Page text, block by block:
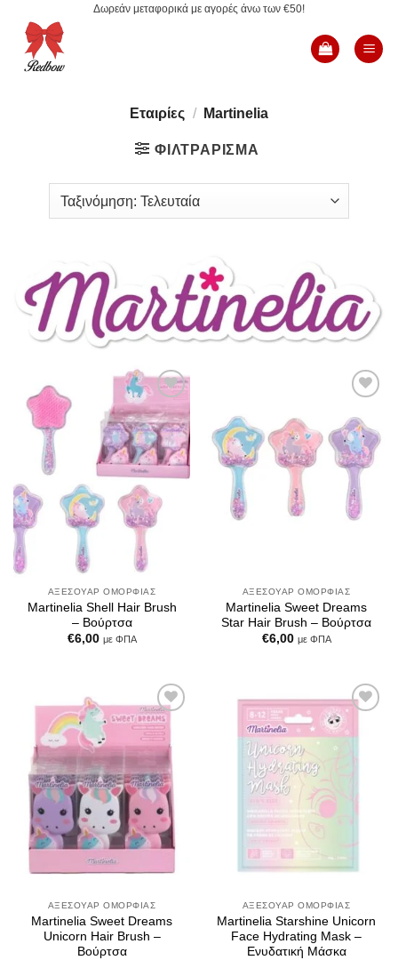
περιεχόμενο
Δωρεάν μεταφορικά με αγορές άνω των €50!
Εταιρίες / Martinelia
ΦΙΛΤΡΆΡΙΣΜΑ
Add to
Wishlist
ΑΞΕΣΟΥΆΡ ΟΜΟΡΦΙΆΣ
Martinelia Shell Hair Brush
– Βούρτσα
€6,00 με ΦΠΑ
Wishlist
ΑΞΕΣΟΥΆΡ ΟΜΟΡΦΙΆΣ
Martinelia Sweet Dreams
Star Hair Brush – Βούρτσα
€6,00 με ΦΠΑ
Add to
Wishlist
ΑΞΕΣΟΥΆΡ ΟΜΟΡΦΙΆΣ
Martinelia Sweet Dreams
Unicorn Hair Brush –
Βούρτσα
Add to
Wishlist
ΑΞΕΣΟΥΆΡ ΟΜΟΡΦΙΆΣ
Martinelia Starshine Unicorn
Face Hydrating Mask –
Ενυδατική Μάσκα